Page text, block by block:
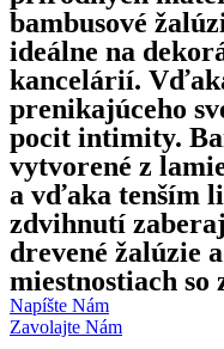
bambusové
ideálne na
kancelárií.
prenikajúceho
pocit intimity.
vytvorené z
a vďaka tenším
zdvihnutí
drevené žalúzie
miestnostiach so
Napíšte Nám
Zavolajte Nám